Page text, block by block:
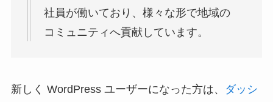
社員が働いており、様々な形で地域の
コミュニティへ貢献しています。
新しく WordPress ユーザーになった方は、
ダッシ